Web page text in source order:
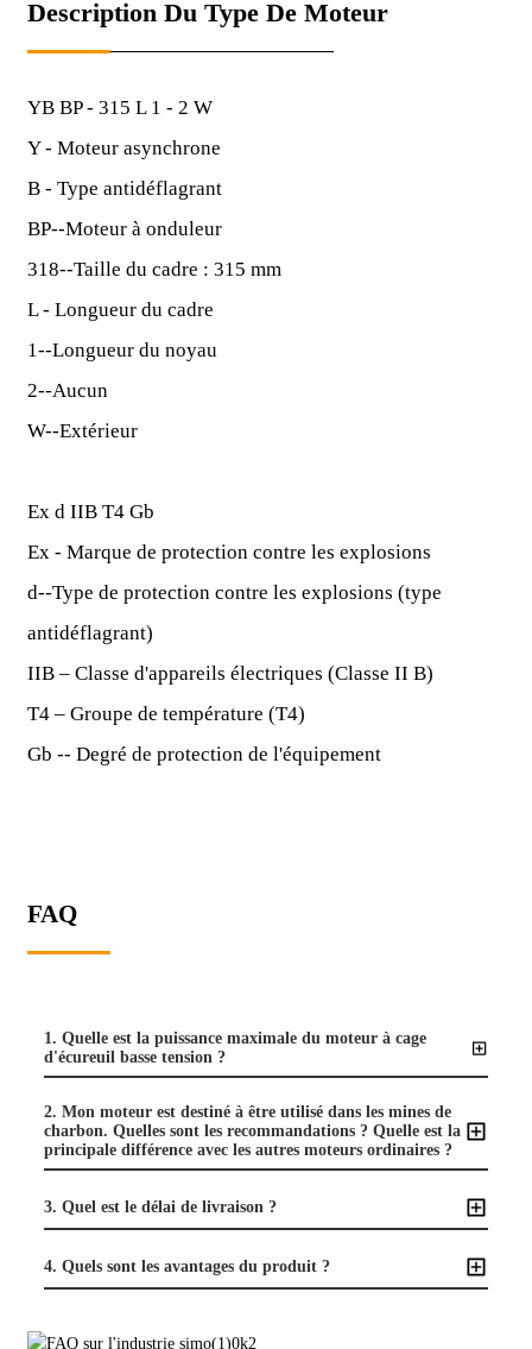
Description Du Type De Moteur
YB BP - 315 L 1 - 2 W
Y - Moteur asynchrone
B - Type antidéflagrant
BP--Moteur à onduleur
318--Taille du cadre : 315 mm
L - Longueur du cadre
1--Longueur du noyau
2--Aucun
W--Extérieur
Ex d IIB T4 Gb
Ex - Marque de protection contre les explosions
d--Type de protection contre les explosions (type
antidéflagrant)
IIB – Classe d'appareils électriques (Classe II B)
T4 – Groupe de température (T4)
Gb -- Degré de protection de l'équipement
FAQ
1. Quelle est la puissance maximale du moteur à cage
d'écureuil basse tension ?
2. Mon moteur est destiné à être utilisé dans les mines de
charbon. Quelles sont les recommandations ? Quelle est la
principale différence avec les autres moteurs ordinaires ?
3. Quel est le délai de livraison ?
4. Quels sont les avantages du produit ?